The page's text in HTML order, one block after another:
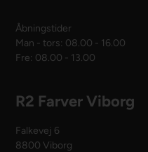
Åbningstider
Man - tors: 08.00 - 16.00
Fre: 08.00 - 13.00
R2 Farver Viborg
Falkevej 6
8800 Viborg